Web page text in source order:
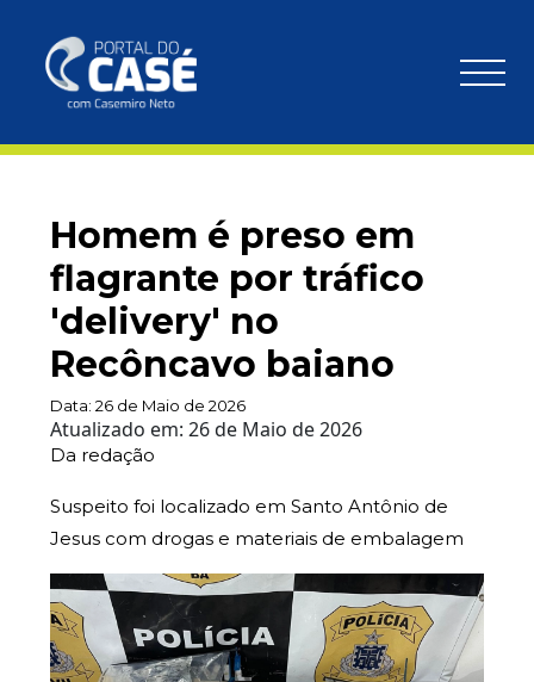
Homem é preso em
flagrante por tráfico
'delivery' no
Recôncavo baiano
Data: 26 de Maio de 2026
Atualizado em: 26 de Maio de 2026
Da redação
Suspeito foi localizado em Santo Antônio de
Jesus com drogas e materiais de embalagem